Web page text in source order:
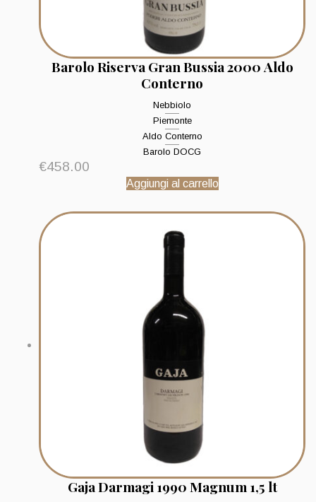
Barolo Riserva Gran Bussia 2000 Aldo
Conterno
Nebbiolo
Piemonte
Aldo Conterno
Barolo DOCG
€458.00
Aggiungi al carrello
Gaja Darmagi 1990 Magnum 1,5 lt